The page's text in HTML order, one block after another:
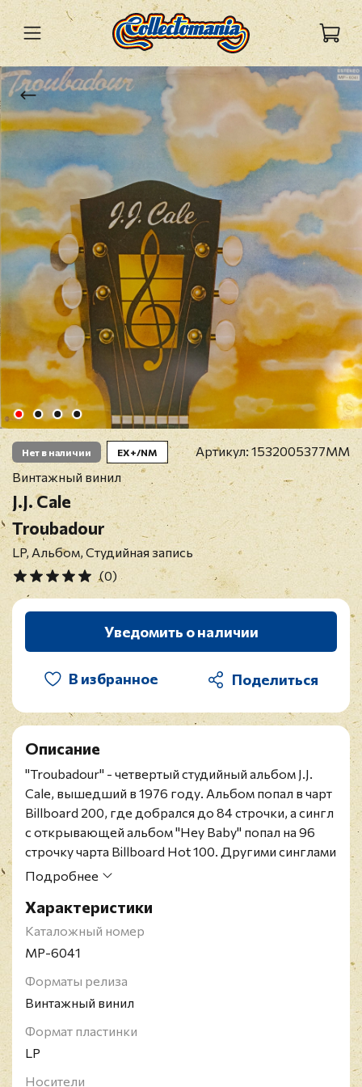
Нет в наличии EX+/NM Артикул:1532005377MM
Винтажный винил
J.J. Cale
Troubadour
LP, Альбом, Студийная запись
(0)
Уведомить о наличии
В избранное
Описание
"Troubadour" - четвертый студийный альбом J.J.
Cale, вышедший в 1976 году. Альбом попал в чарт
Billboard 200, где добрался до 84 строчки, а сингл
с открывающей альбом "Hey Baby" попал на 96
строчку чарта Billboard Hot 100. Другими синглами
с альбома стали "Cocaine" и "Travelin' Light". В 1977
"Cocaine" для своего альбома "Slowhand",
превратив её в один из своих главных хитов.
Позднее, он же записал кавер-версию "Travelin'
Португальское издание 1977 года на чёрном
виниле. Конверт в превосходном состоянии,
винил в состоянии, близком к идеальному.
J.J. Cale - сценический псевдоним американского
Подробнее
Характеристики
Каталожный номер
MP-6041
Форматы релиза
Винтажный винил
Формат пластинки
LP
Носители